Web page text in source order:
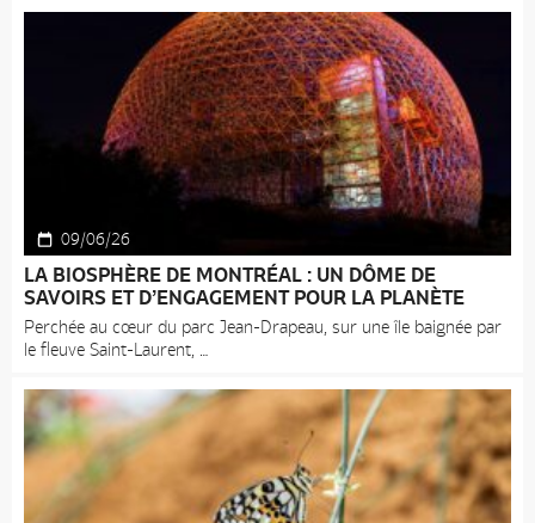
09/06/26
LA BIOSPHÈRE DE MONTRÉAL : UN DÔME DE
SAVOIRS ET D’ENGAGEMENT POUR LA PLANÈTE
Perchée au cœur du parc Jean-Drapeau, sur une île baignée par
le fleuve Saint-Laurent,